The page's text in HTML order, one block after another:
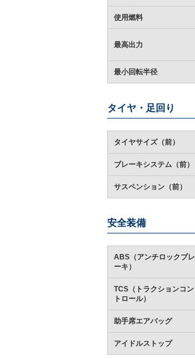
使用燃料
最高出力
最小回転半径
タイヤ・足回り
タイヤサイズ（前）
ブレーキシステム（前）
サスペンション（前）
安全装備
ABS（アンチロックブレ
ーキ）
TCS（トラクションコン
トロール）
助手席エアバッグ
アイドルストップ